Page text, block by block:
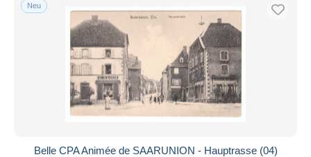
Neu
Belle CPA Animée de SAARUNION - Hauptrasse (04)